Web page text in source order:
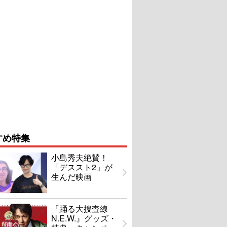
特集
小島秀夫絶賛！
「デススト2」が
生んだ映画
『踊る大捜査線
N.E.W.』グッズ・